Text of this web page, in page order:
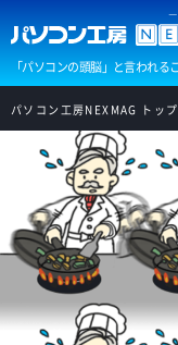
パソコン工房NEXMAG トップ